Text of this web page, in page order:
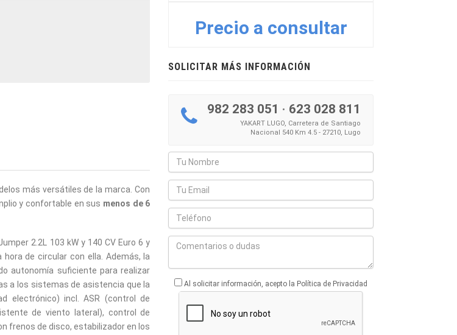
más versátiles de la marca. Con
y confortable en sus menos de 6
2.2L 103 kW y 140 CV Euro 6 y
de circular con ella. Además, la
autonomía suficiente para realizar
a los sistemas de asistencia que la
electrónico) incl. ASR (control de
de viento lateral), control de
frenos de disco, estabilizador en los
Precio a consultar
SOLICITAR MÁS INFORMACIÓN
982 283 051 · 623 028 811
YAKART LUGO, Carretera de Santiago
Nacional 540 Km 4.5 - 27210, Lugo
Al solicitar información, acepto la Política de Privacidad